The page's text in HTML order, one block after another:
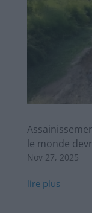
le monde
Nov 27, 2025
lire plus